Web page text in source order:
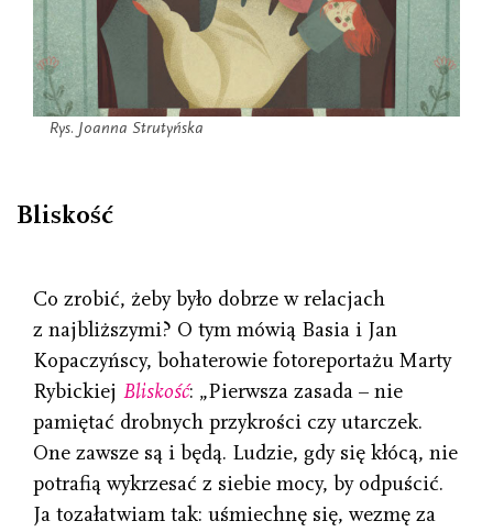
Rys. Joanna Strutyńska
Bliskość
Co zrobić, żeby było dobrze w relacjach
z najbliższymi? O tym mówią Basia i Jan
Kopaczyńscy, bohaterowie fotoreportażu Marty
Rybickiej Bliskość: „Pierwsza zasada – nie
pamiętać drobnych przykrości czy utarczek.
One zawsze są i będą. Ludzie, gdy się kłócą, nie
potrafią wykrzesać z siebie mocy, by odpuścić.
Ja tozałatwiam tak: uśmiechnę się, wezmę za